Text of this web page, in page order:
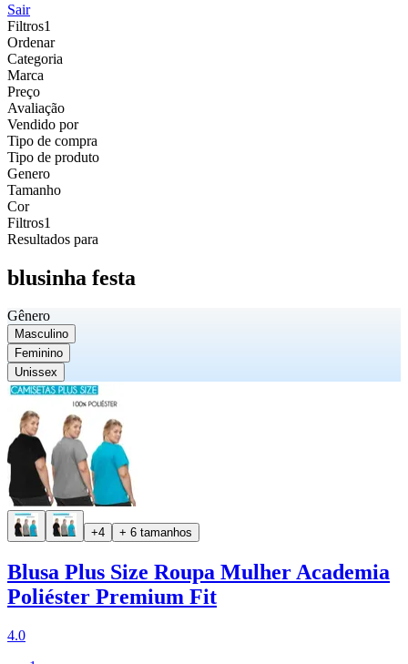
Sair
Filtros1
Ordenar
Categoria
Marca
Preço
Avaliação
Vendido por
Tipo de compra
Tipo de produto
Genero
Tamanho
Cor
Filtros1
Resultados para
blusinha festa
Gênero
Masculino
Feminino
Unissex
+4 + 6 tamanhos
Blusa Plus Size Roupa Mulher Academia
Poliéster Premium Fit
4.0